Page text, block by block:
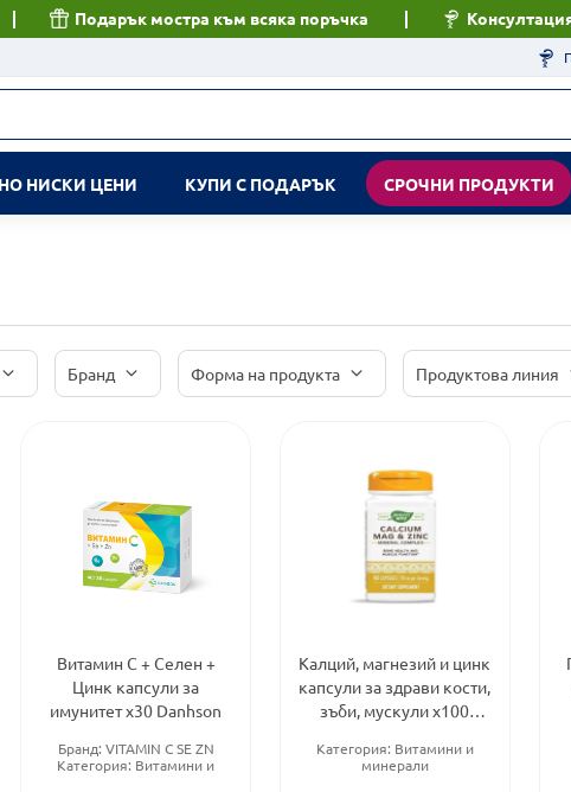
Подарък мостра към всяка поръчка
НИСКИ ЦЕНИ КУПИ С ПОДАРЪК СРОЧНИ ПРОДУКТИ
Бранд Форма на продукта Продуктова линия
Витамин С + Селен +
Цинк капсули за
имунитет х30 Danhson
Бранд: VITAMIN C SE ZN
Категория: Витамини и
Калций, магнезий и цинк
капсули за здрави кости,
зъби, мускули х100
Категория: Витамини и
минерали